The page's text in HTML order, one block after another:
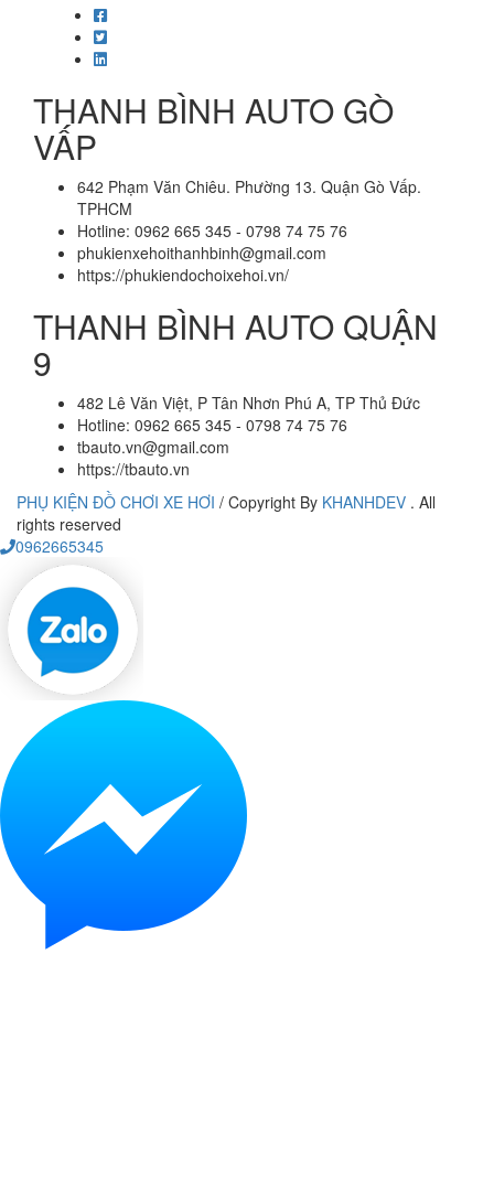
THANH BÌNH AUTO GÒ
VẤP
642 Phạm Văn Chiêu. Phường 13. Quận Gò Vấp.
TPHCM
Hotline: 0962 665 345 - 0798 74 75 76
phukienxehoithanhbinh@gmail.com
https://phukiendochoixehoi.vn/
THANH BÌNH AUTO QUẬN
9
482 Lê Văn Việt, P Tân Nhơn Phú A, TP Thủ Đức
Hotline: 0962 665 345 - 0798 74 75 76
tbauto.vn@gmail.com
https://tbauto.vn
PHỤ KIỆN ĐỒ CHƠI XE HƠI / Copyright By KHANHDEV . All
rights reserved
0962665345